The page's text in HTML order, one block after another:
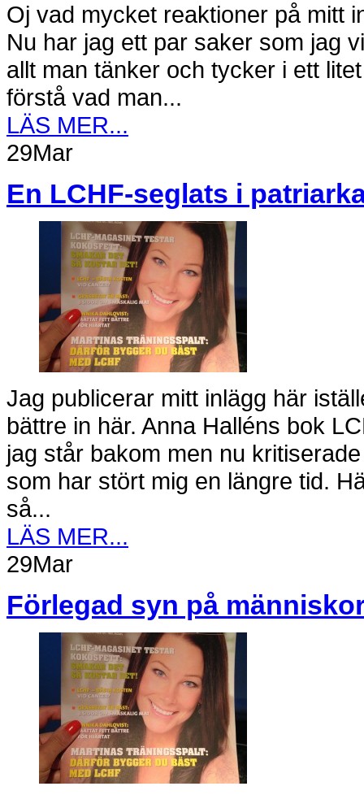
Oj vad mycket reaktioner på mitt
Nu har jag ett par saker som jag
allt man tänker och tycker i ett
förstå vad man...
LÄS MER...
29Mar
En LCHF-seglats i
Jag publicerar mitt inlägg här
bättre in här. Anna Halléns bok
jag står bakom men nu
som har stört mig en längre tid.
så...
LÄS MER...
29Mar
Förlegad syn på